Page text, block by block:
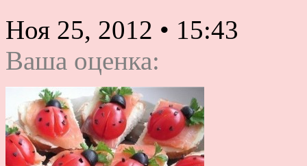
Ноя 25, 2012 • 15:43
Ваша оценка: